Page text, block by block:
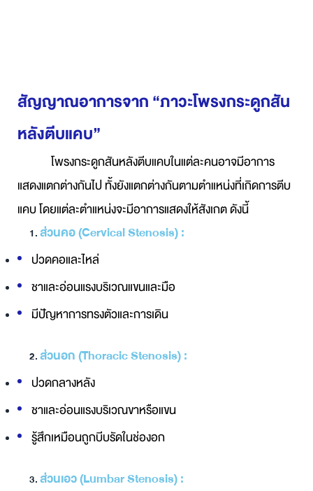
สัญญาณอาการจาก “ภาวะโพรงกระดูกสัน
หลังตีบแคบ”
โพรงกระดูกสันหลังตีบแคบในแต่ละคนอาจมีอาการ
แสดงแตกต่างกันไป ทั้งยังแตกต่างกันตามตำแหน่งที่เกิดการตีบ
แคบ โดยแต่ละตำแหน่งจะมีอาการแสดงให้สังเกต ดังนี้
ส่วนคอ (Cervical Stenosis) :
ปวดคอและไหล่
ชาและอ่อนแรงบริเวณแขนและมือ
มีปัญหาการทรงตัวและการเดิน
ส่วนอก (Thoracic Stenosis) :
ปวดกลางหลัง
ชาและอ่อนแรงบริเวณขาหรือแขน
รู้สึกเหมือนถูกบีบรัดในช่องอก
ส่วนเอว (Lumbar Stenosis) :